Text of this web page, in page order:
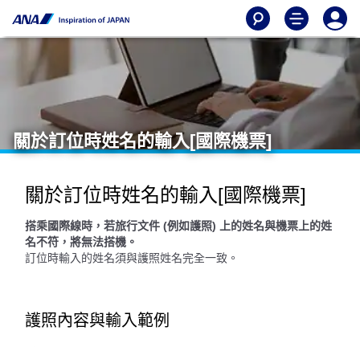
關於訂位時姓名的輸入[國際機票]
關於訂位時姓名的輸入[國際機票]
搭乘國際線時，若旅行文件 (例如護照) 上的姓名與機票上的姓
名不符，將無法搭機。
訂位時輸入的姓名須與護照姓名完全一致。​
護照內容與輸入範例